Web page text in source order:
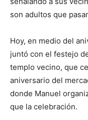
son adultos que
Hoy, en medio del
juntó con el festejo
templo vecino, que
aniversario del
donde Manuel
que la celebración.